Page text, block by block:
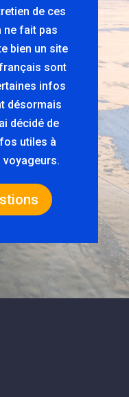
de ces
ne fait pas
bien un site
sont
infos
désormais
décidé de
utiles à
voyageurs.